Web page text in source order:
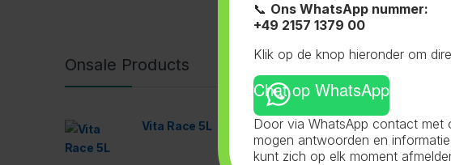
Onsale Products
Vita Race 5L
📞 Ons WhatsApp nummer:
+49 2157 1379 00
Klik op de knop hieronder om
Chat op WhatsApp
Door via WhatsApp contact met
mogen antwoorden en
kunt zich op elk moment